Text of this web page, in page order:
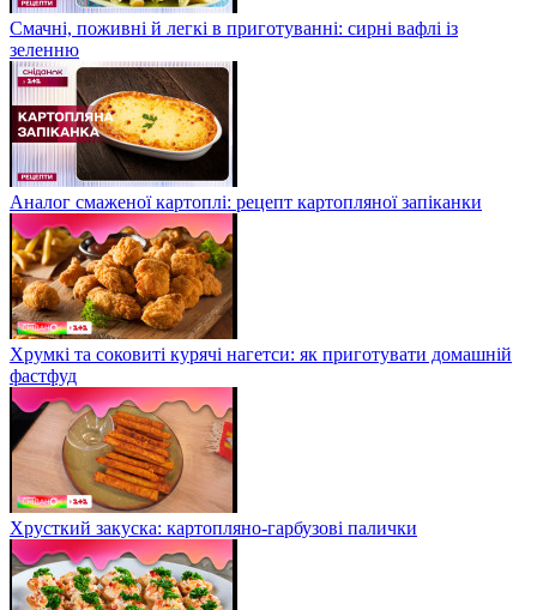
Смачні, поживні й легкі в приготуванні: сирні вафлі із
зеленню
Аналог смаженої картоплі: рецепт картопляної запіканки
Хрумкі та соковиті курячі нагетси: як приготувати домашній
фастфуд
Хрусткий закуска: картопляно-гарбузові палички